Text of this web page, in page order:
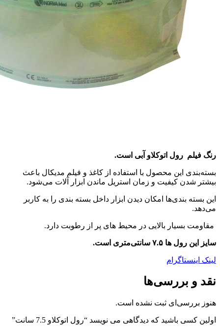
رنگ فیلم رول اتوکلاو آبی است.
بسته‌بندی این محصول با استفاده از کاغذ و فیلم مدیکال باعث
بیشتر شدن کیفیت و زمان استریل ماندن ابزار آلات می‌شود.
این بسته بندی‌ها امکان دیدن ابزار داخل بسته بندی را به کاربر
می‌دهد.
مقاومت بسیار بالایی در محیط‌ های پر از رطوبت دارد.
سایز این رول ها ۷.۵ سانتی‌متری است.
لینک اینستاگرام
نقد و بررسی‌ها
هنوز بررسی‌ای ثبت نشده است.
اولین کسی باشید که دیدگاهی می نویسد “رول اتوکلاو 7.5 سانت”